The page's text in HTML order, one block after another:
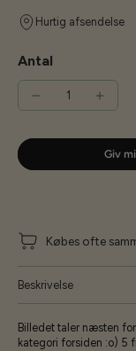
Hurtig afsendelse
Antal
Giv
Købes ofte
Beskrivelse
Billedet taler næsten
kategori forsiden :o) 5